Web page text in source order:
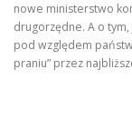
nowe ministerstwo
drugorzędne. A o
pod względem
praniu” przez